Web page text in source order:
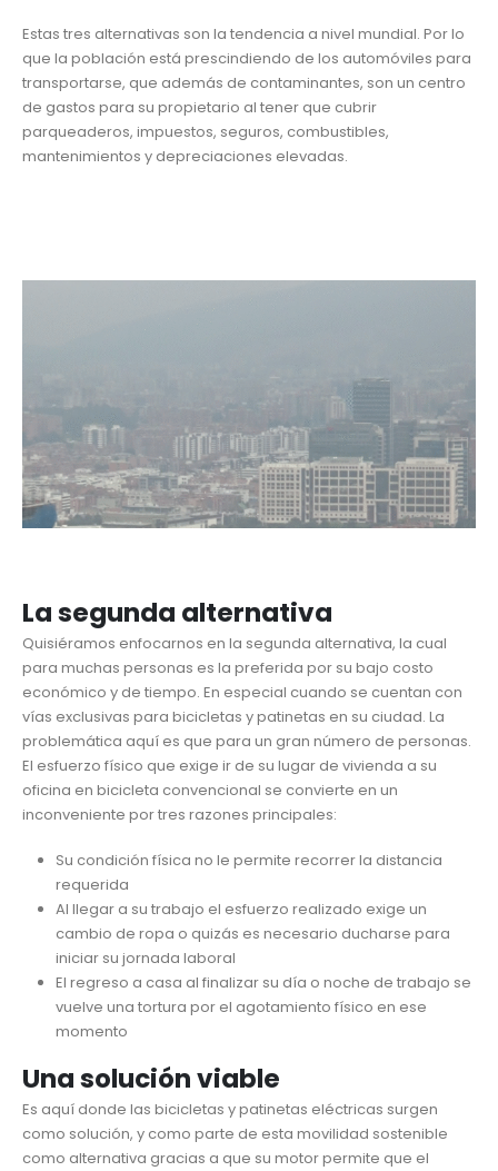
Estas tres alternativas son la tendencia a nivel mundial. Por lo
que la población está prescindiendo de los automóviles para
transportarse, que además de contaminantes, son un centro
de gastos para su propietario al tener que cubrir
parqueaderos, impuestos, seguros, combustibles,
mantenimientos y depreciaciones elevadas.
La segunda alternativa
Quisiéramos enfocarnos en la segunda alternativa, la cual
para muchas personas es la preferida por su bajo costo
económico y de tiempo. En especial cuando se cuentan con
vías exclusivas para bicicletas y patinetas en su ciudad. La
problemática aquí es que para un gran número de personas.
El esfuerzo físico que exige ir de su lugar de vivienda a su
oficina en bicicleta convencional se convierte en un
inconveniente por tres razones principales:
Su condición física no le permite recorrer la distancia
requerida
Al llegar a su trabajo el esfuerzo realizado exige un
cambio de ropa o quizás es necesario ducharse para
iniciar su jornada laboral
El regreso a casa al finalizar su día o noche de trabajo se
vuelve una tortura por el agotamiento físico en ese
momento
Una solución viable
Es aquí donde las bicicletas y patinetas eléctricas surgen
como solución, y como parte de esta movilidad sostenible
como alternativa gracias a que su motor permite que el